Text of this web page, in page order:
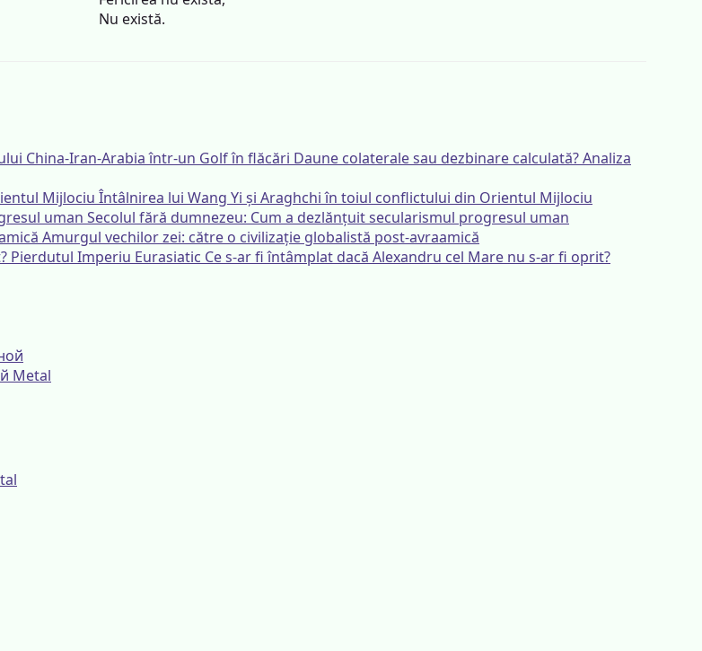
Nu există.
Daune colaterale sau dezbinare calculată? Analiza
Întâlnirea lui Wang Yi și Araghchi în toiul conflictului din Orientul Mijlociu
Secolul fără dumnezeu: Cum a dezlănțuit secularismul progresul uman
Amurgul vechilor zei: către o civilizație globalistă post-avraamică
Ce s-ar fi întâmplat dacă Alexandru cel Mare nu s-ar fi oprit?
Metal